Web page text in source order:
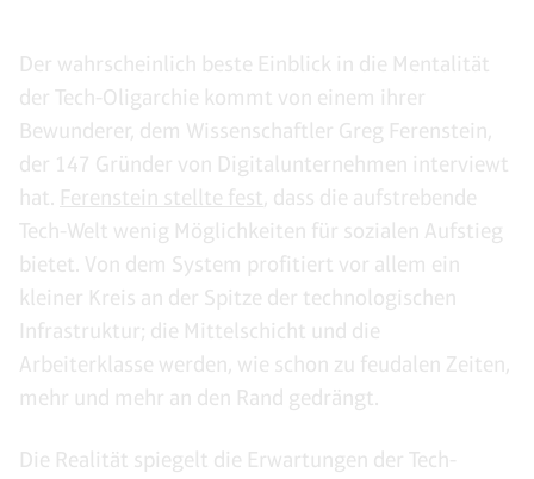
Der wahrscheinlich beste Einblick in die Mentalität
der Tech-Oligarchie kommt von einem ihrer
Bewunderer, dem Wissenschaftler Greg Ferenstein,
der 147 Gründer von Digitalunternehmen interviewt
hat. Ferenstein stellte fest , dass die aufstrebende
Tech-Welt wenig Möglichkeiten für sozialen Aufstieg
bietet. Von dem System profitiert vor allem ein
kleiner Kreis an der Spitze der technologischen
Infrastruktur; die Mittelschicht und die
Arbeiterklasse werden, wie schon zu feudalen Zeiten,
mehr und mehr an den Rand gedrängt.
Die Realität spiegelt die Erwartungen der Tech-